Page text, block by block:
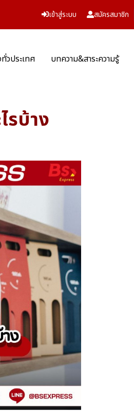
เข้าสู่ระบบ สมัครสมาชิก
วประเทศ บทความ&สาระความรู้
รบ้าง